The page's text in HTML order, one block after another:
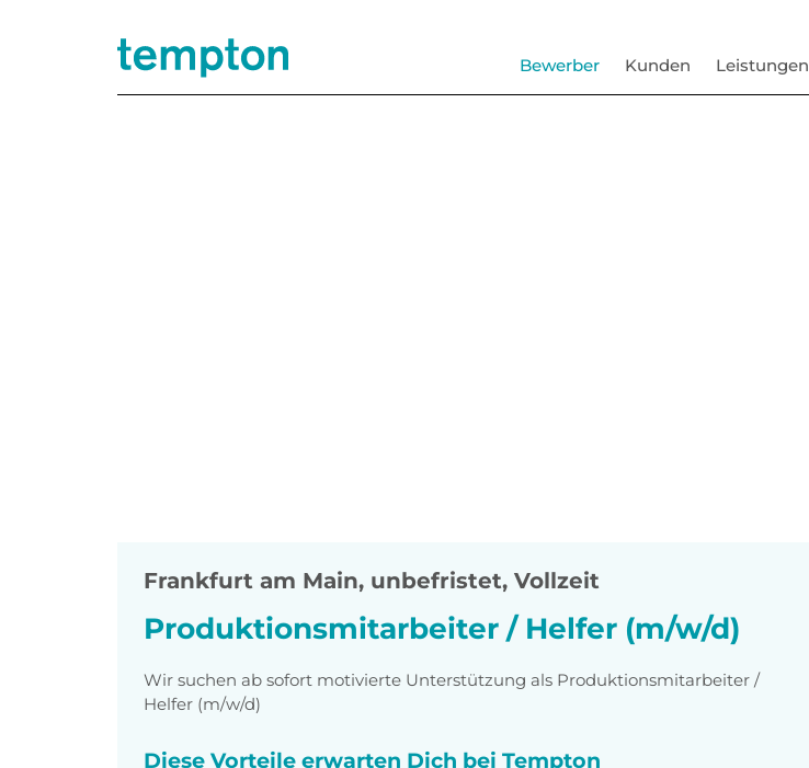
Bewerber Kunden Leistungen
Frankfurt am Main, unbefristet, Vollzeit
Produktionsmitarbeiter / Helfer (m/w/d)
Wir suchen ab sofort motivierte Unterstützung als Produktionsmitarbeiter /
Helfer (m/w/d)
Diese Vorteile erwarten Dich bei Tempton